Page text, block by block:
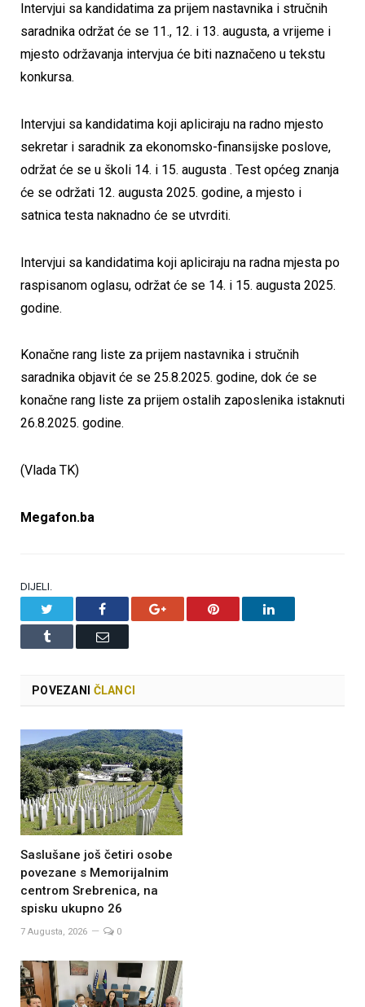
Intervjui sa kandidatima za prijem nastavnika i stručnih
saradnika održat će se 11., 12. i 13. augusta, a vrijeme i
mjesto održavanja intervjua će biti naznačeno u tekstu
konkursa.
Intervjui sa kandidatima koji apliciraju na radno mjesto
sekretar i saradnik za ekonomsko-finansijske poslove,
održat će se u školi 14. i 15. augusta . Test općeg znanja
će se održati 12. augusta 2025. godine, a mjesto i
satnica testa naknadno će se utvrditi.
Intervjui sa kandidatima koji apliciraju na radna mjesta po
raspisanom oglasu, održat će se 14. i 15. augusta 2025.
godine.
Konačne rang liste za prijem nastavnika i stručnih
saradnika objavit će se 25.8.2025. godine, dok će se
konačne rang liste za prijem ostalih zaposlenika istaknuti
26.8.2025. godine.
(Vlada TK)
Megafon.ba
DIJELI.
Facebook Google+ Pinterest LinkedIn
Tumblr Email
POVEZANI ČLANCI
Saslušane još četiri osobe
povezane s Memorijalnim
centrom Srebrenica, na
spisku ukupno 26
7 Augusta, 2026 0